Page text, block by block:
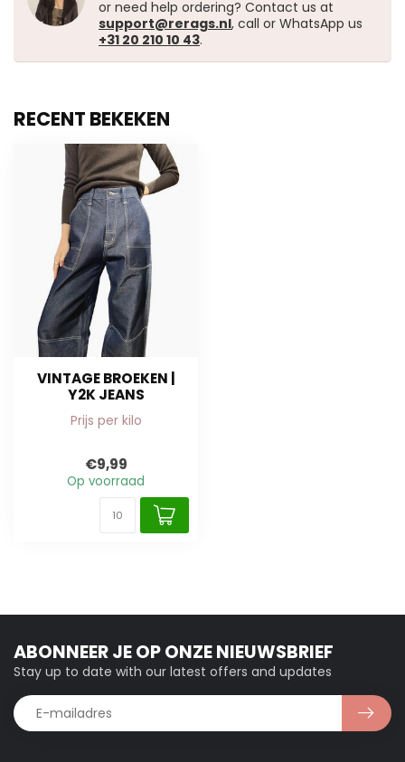
or need help ordering? Contact us at
support@rerags.nl, call or WhatsApp us
+31 20 210 10 43.
RECENT BEKEKEN
VINTAGE BROEKEN |
Y2K JEANS
Prijs per kilo
€9,99
Op voorraad
ABONNEER JE OP ONZE NIEUWSBRIEF
Stay up to date with our latest offers and updates